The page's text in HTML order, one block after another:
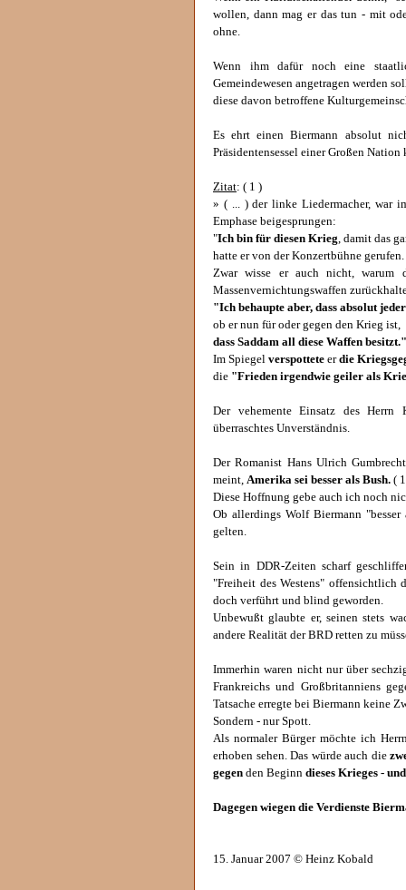
wollen, dann mag er das tun - mit
ohne.
Wenn ihm dafür noch eine
Gemeindewesen angetragen werden
diese davon betroffene
Es ehrt einen Biermann absolut
Präsidentensessel einer Großen
Zitat: ( 1 )
» ( ... ) der linke Liedermacher, war
Emphase beigesprungen:
"Ich bin für diesen Krieg , damit das
hatte er von der Konzertbühne gerufen.
Zwar wisse er auch nicht, warum
Massenvernichtungswaffen
"Ich behaupte aber, dass absolut
ob er nun für oder gegen den Krieg ist,
dass Saddam all diese Waffen besitzt."
Im Spiegel verspottete erdie
die "Frieden irgendwie geiler als
Der vehemente Einsatz des
überraschtes Unverständnis.
Der Romanist Hans Ulrich
meint, Amerika sei besser als Bush. (
Diese Hoffnung gebe auch ich noch
Ob allerdings Wolf Biermann
gelten.
Sein in DDR-Zeiten scharf
"Freiheit des Westens" offensichtlich
doch verführt und blind geworden.
Unbewußt glaubte er, seinen stets
andere Realität der BRD retten zu
Immerhin waren nicht nur über
Frankreichs und Großbritanniens
Tatsache erregte bei Biermann keine
Sondern - nur Spott.
Als normaler Bürger möchte ich
erhoben sehen. Das würde auch die
gegen den Beginn dieses Krieges -
Dagegen wiegen die Verdienste
15. Januar 2007 © Heinz Kobald